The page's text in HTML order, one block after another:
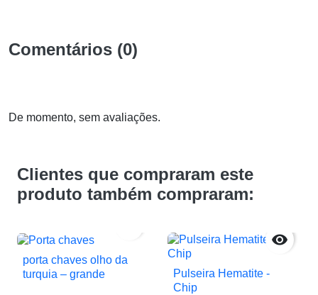
Comentários (0)
De momento, sem avaliações.
Clientes que compraram este
produto também compraram:
porta chaves olho da
turquia – grande

Pulseira Hematite -
Chip